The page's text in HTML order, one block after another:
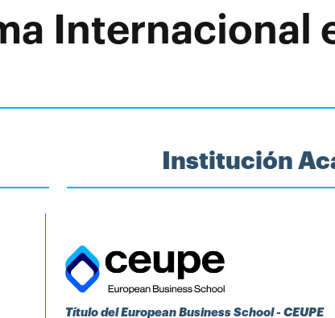
Internacional
Institución
Título del European Business School - CEUPE